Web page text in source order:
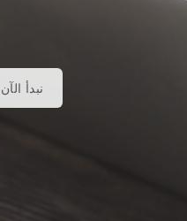
نبدأ الآن